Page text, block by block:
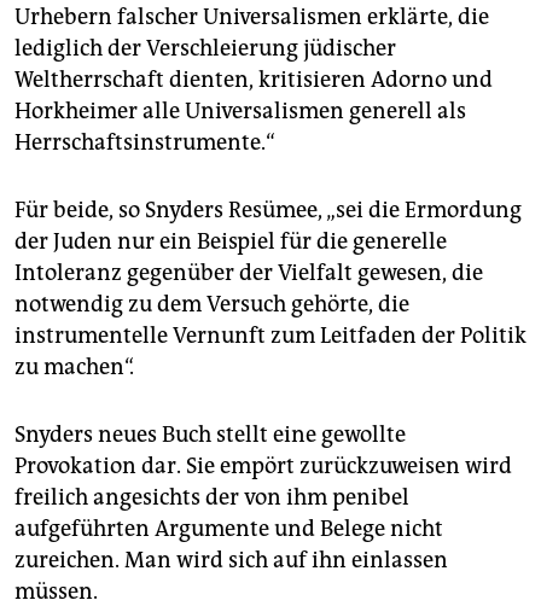
Urhebern falscher Universalismen erklärte, die
lediglich der Verschleierung jüdischer
Weltherrschaft dienten, kritisieren Adorno und
Horkheimer alle Universalismen generell als
Herrschaftsinstrumente.“
Für beide, so Snyders Resümee, „sei die Ermordung
der Juden nur ein Beispiel für die generelle
Intoleranz gegenüber der Vielfalt gewesen, die
notwendig zu dem Versuch gehörte, die
instrumentelle Vernunft zum Leitfaden der Politik
zu machen“.
Snyders neues Buch stellt eine gewollte
Provokation dar. Sie empört zurückzuweisen wird
freilich angesichts der von ihm penibel
aufgeführten Argumente und Belege nicht
zureichen. Man wird sich auf ihn einlassen
müssen.